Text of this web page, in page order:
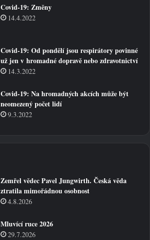
Covid-19: Změny
14.4.2022
Covid-19: Od pondělí jsou respirátory povinné
už jen v hromadné dopravě nebo zdravotnictví
14.3.2022
Covid-19: Na hromadných akcích může být
neomezený počet lidí
9.3.2022
Zemřel vědec Pavel Jungwirth. Česká věda
ztratila mimořádnou osobnost
4.8.2026
Mluvící ruce 2026
29.7.2026